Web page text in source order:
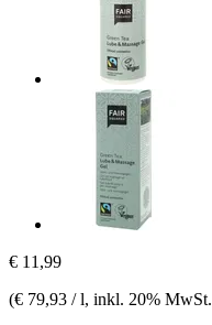
€ 11,99
(€ 79,93 / l, inkl. 20% MwSt.